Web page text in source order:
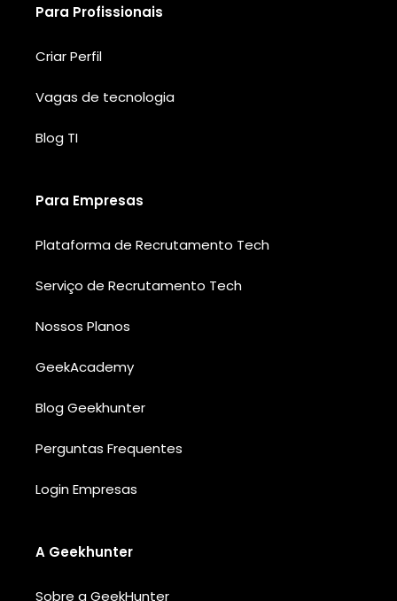
Para Profissionais
Criar Perfil
Vagas de tecnologia
Blog TI
Para Empresas
Plataforma de Recrutamento Tech
Serviço de Recrutamento Tech
Nossos Planos
GeekAcademy
Blog Geekhunter
Perguntas Frequentes
Login Empresas
A Geekhunter
Sobre a GeekHunter